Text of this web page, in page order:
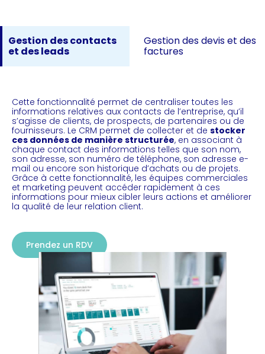
Gestion des contacts
et des leads
Gestion des devis et des
factures
Cette fonctionnalité permet de centraliser toutes les
informations relatives aux contacts de l’entreprise, qu’il
s’agisse de clients, de prospects, de partenaires ou de
fournisseurs. Le CRM permet de collecter et de stocker
ces données de manière structurée, en associant à
chaque contact des informations telles que son nom,
son adresse, son numéro de téléphone, son adresse e-
mail ou encore son historique d’achats ou de projets.
Grâce à cette fonctionnalité, les équipes commerciales
et marketing peuvent accéder rapidement à ces
informations pour mieux cibler leurs actions et améliorer
la qualité de leur relation client.
Prendez un RDV